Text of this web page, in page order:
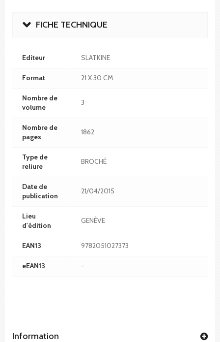
FICHE TECHNIQUE
Editeur SLATKINE
Format 21 X 30 CM
Nombre de
volume
3
Nombre de
pages
1862
Type de
reliure
BROCHÉ
Date de
publication
21/04/2015
Lieu
d'édition
GENÈVE
EAN13 9782051027373
eEAN13 -
Information